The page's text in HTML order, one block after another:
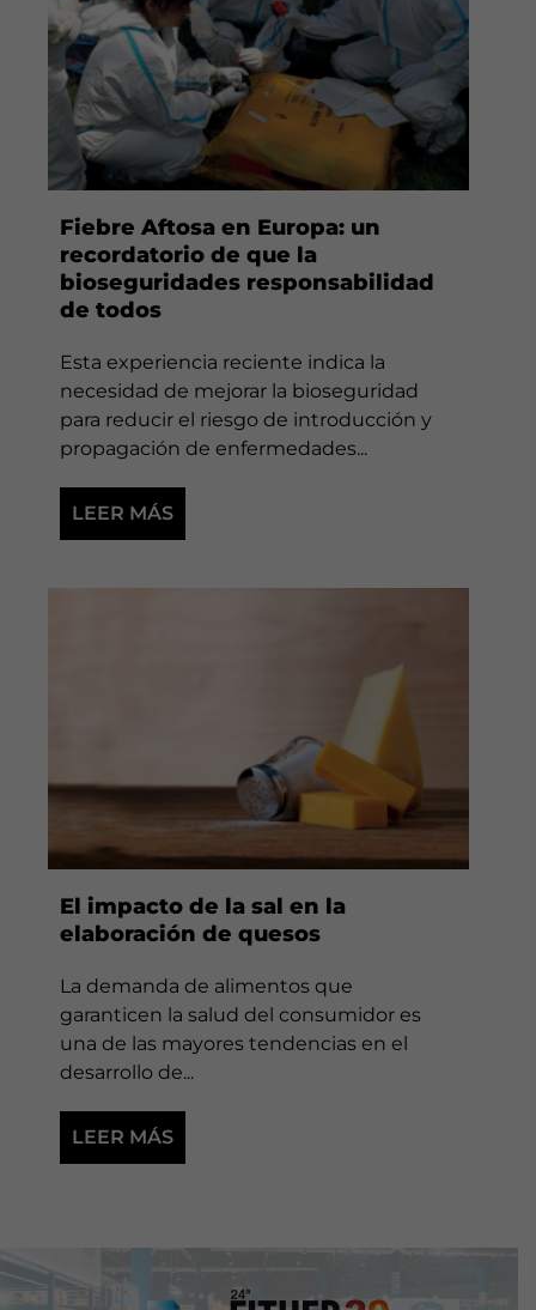
Fiebre Aftosa en Europa: un
recordatorio de que la
bioseguridades responsabilidad
de todos
Esta experiencia reciente indica la
necesidad de mejorar la bioseguridad
para reducir el riesgo de introducción y
propagación de enfermedades...
LEER MÁS
El impacto de la sal en la
elaboración de quesos
La demanda de alimentos que
garanticen la salud del consumidor es
una de las mayores tendencias en el
desarrollo de...
LEER MÁS